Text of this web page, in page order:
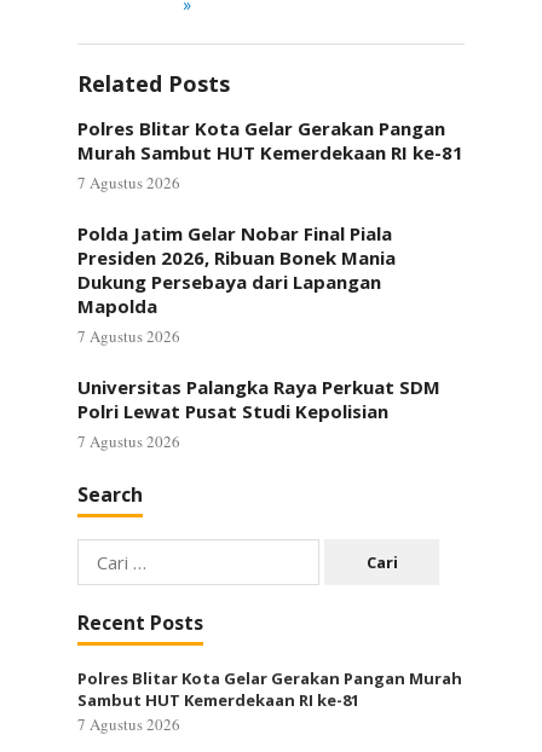
Related Posts
Polres Blitar Kota Gelar Gerakan Pangan
Murah Sambut HUT Kemerdekaan RI ke-81
7 Agustus 2026
Polda Jatim Gelar Nobar Final Piala
Presiden 2026, Ribuan Bonek Mania
Dukung Persebaya dari Lapangan
Mapolda
7 Agustus 2026
Universitas Palangka Raya Perkuat SDM
Polri Lewat Pusat Studi Kepolisian
7 Agustus 2026
Search
Cari
untuk:
Recent Posts
Polres Blitar Kota Gelar Gerakan Pangan Murah
Sambut HUT Kemerdekaan RI ke-81
7 Agustus 2026